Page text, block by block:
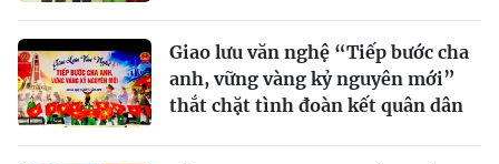
Giao lưu văn nghệ “Tiếp bước cha
anh, vững vàng kỷ nguyên mới”
thắt chặt tình đoàn kết quân dân